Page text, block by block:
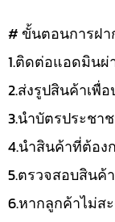
# ขั้นตอนการฝา
1.ติดต่อแอดมินผ่
2.ส่งรูปสินค้าเพื่
3.นำบัตรประชา
4.นำสินค้าที่ต้อง
5.ตรวจสอบสินค้
6.หากลูกค้าไม่ส